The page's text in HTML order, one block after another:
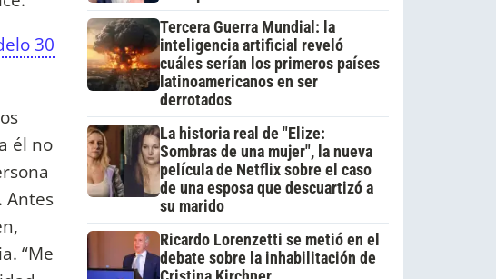
30
él no
Antes
“Me
Tercera Guerra Mundial: la
inteligencia artificial reveló
cuáles serían los primeros países
latinoamericanos en ser
derrotados
La historia real de "Elize:
Sombras de una mujer", la nueva
película de Netflix sobre el caso
de una esposa que descuartizó a
su marido
Ricardo Lorenzetti se metió en el
debate sobre la inhabilitación de